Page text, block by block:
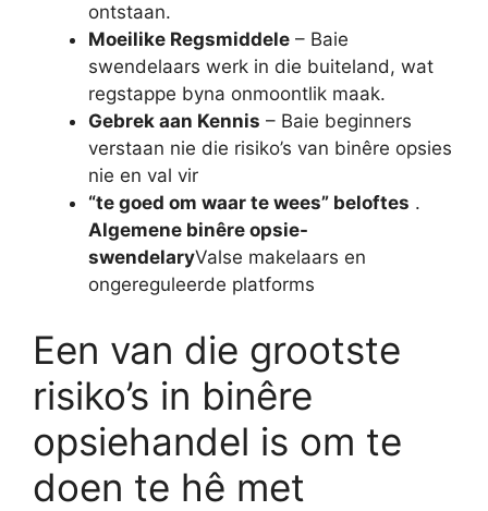
ontstaan.
Moeilike Regsmiddele – Baie
swendelaars werk in die buiteland, wat
regstappe byna onmoontlik maak.
Gebrek aan Kennis – Baie beginners
verstaan ​​nie die risiko’s van binêre opsies
nie en val vir
“te goed om waar te wees” beloftes .
Algemene binêre opsie-
swendelaryValse makelaars en
ongereguleerde platforms
Een van die grootste
risiko’s in binêre
opsiehandel is om te
doen te hê met